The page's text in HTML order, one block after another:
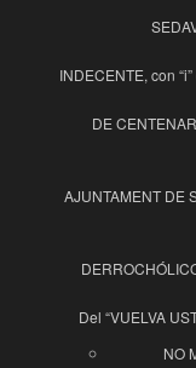
INDECENTE, con
DE
AJUNTAMENT DE
Del “VUELVA
NO